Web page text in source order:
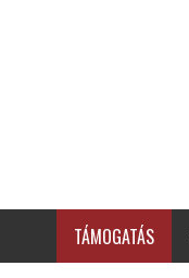
TÁMOGATÁS